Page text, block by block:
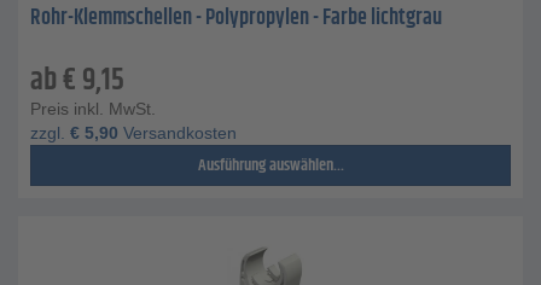
Rohr-Klemmschellen - Polypropylen - Farbe lichtgrau
ab€9,15
Preis inkl. MwSt.
zzgl. € 5,90 Versandkosten
Ausführung auswählen...